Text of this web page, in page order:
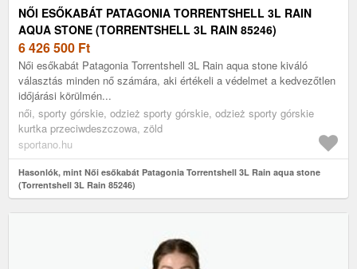
NŐI ESŐKABÁT PATAGONIA TORRENTSHELL 3L RAIN
AQUA STONE (TORRENTSHELL 3L RAIN 85246)
6 426 500 Ft
Női esőkabát Patagonia Torrentshell 3L Rain aqua stone kiváló
választás minden nő számára, aki értékeli a védelmet a kedvezőtlen
időjárási körülmén...
női, sporty górskie, odzież sporty górskie, odzież sporty górskie
kurtka przeciwdeszczowa, zöld
sportano.hu
Hasonlók, mint Női esőkabát Patagonia Torrentshell 3L Rain aqua stone
(Torrentshell 3L Rain 85246)